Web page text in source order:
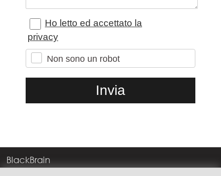
Ho letto ed accettato la
privacy
Non sono un robot
BlackBrain